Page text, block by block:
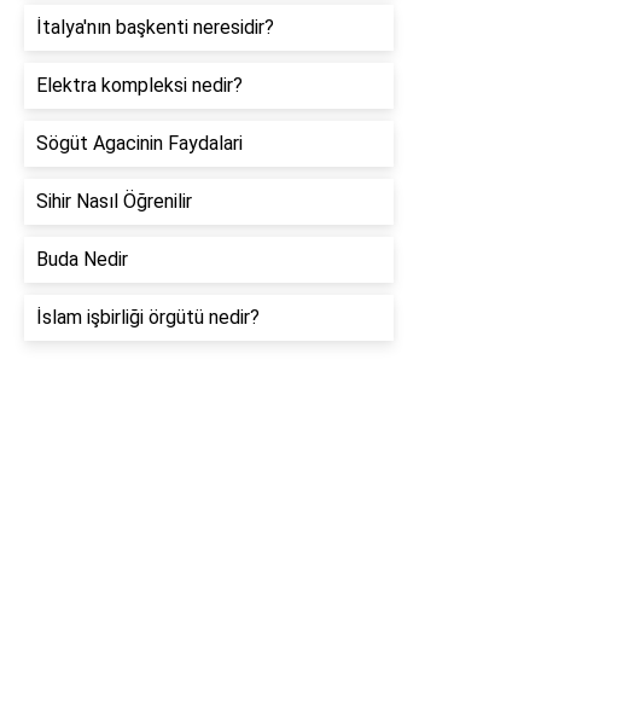
İtalya'nın başkenti neresidir?
Elektra kompleksi nedir?
Sögüt Agacinin Faydalari
Sihir Nasıl Öğrenilir
Buda Nedir
İslam işbirliği örgütü nedir?